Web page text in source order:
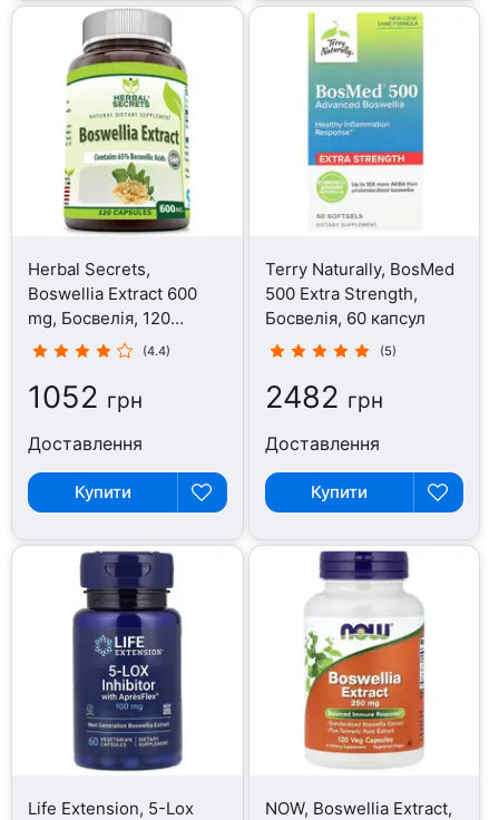
Herbal Secrets,
Boswellia Extract 600
mg, Босвелія, 120
капсул
(4.4)
1052 грн
Доставлення
Купити
Terry Naturally, BosMed
500 Extra Strength,
Босвелія, 60 капсул
(5)
2482 грн
Доставлення
Купити
Life Extension, 5-Lox
NOW, Boswellia Extract,